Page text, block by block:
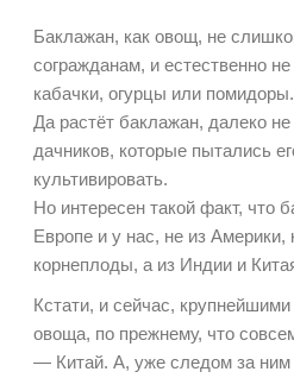
Баклажан, как овощ, не
согражданам, и естественно
кабачки, огурцы или помидоры.
Да растёт баклажан, далеко
дачников, которые пытались
культивировать.
Но интересен такой факт, что
Европе и у нас, не из Америки,
корнеплоды, а из Индии и
Кстати, и сейчас, крупнейшими
овоща, по прежнему, что
— Китай. А, уже следом за ним